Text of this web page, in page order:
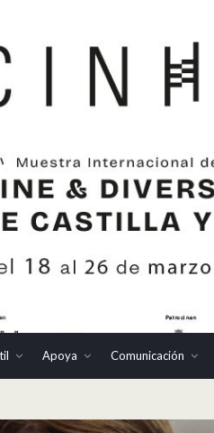
Apoya Comunicación